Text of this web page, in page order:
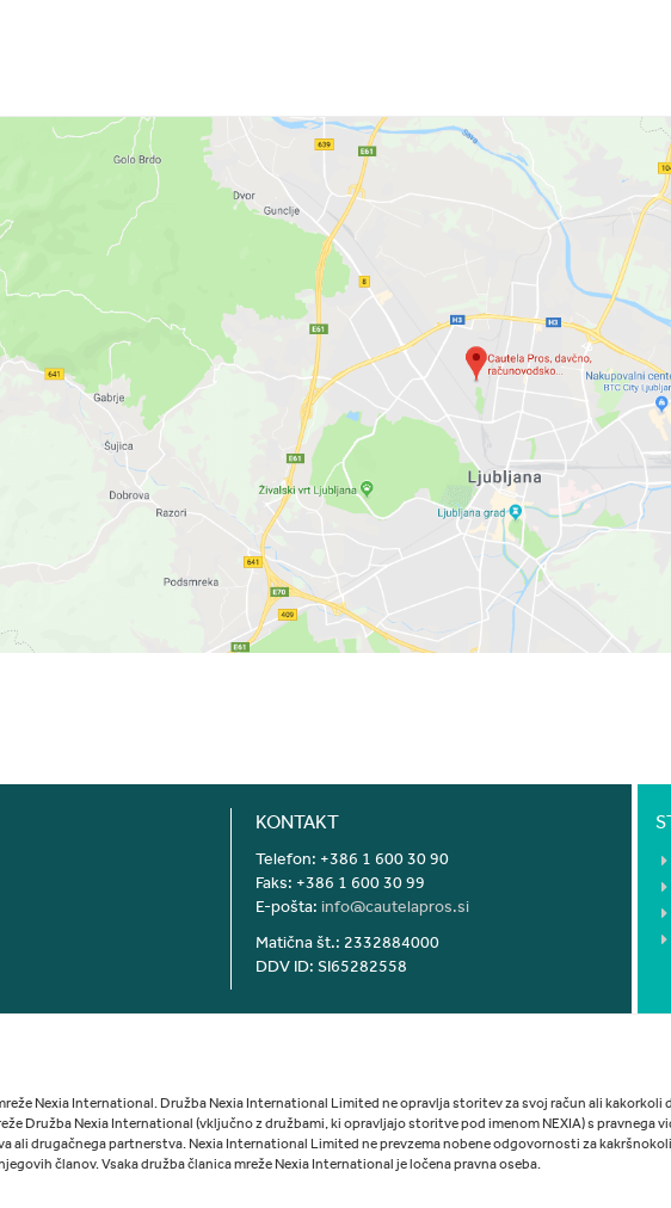
KONTAKT
Telefon: +386 1 600 30 90
Faks: +386 1 600 30 99
E-pošta: info@cautelapros.si
Matična št.: 2332884000
DDV ID: SI65282558
Nexia International. Družba Nexia International Limited ne opravlja storitev za svoj račun ali kakorkoli
Družba Nexia International (vključno z družbami, ki opravljajo storitve pod imenom NEXIA) s pravnega
ali drugačnega partnerstva. Nexia International Limited ne prevzema nobene odgovornosti za
članov. Vsaka družba članica mreže Nexia International je ločena pravna oseba.